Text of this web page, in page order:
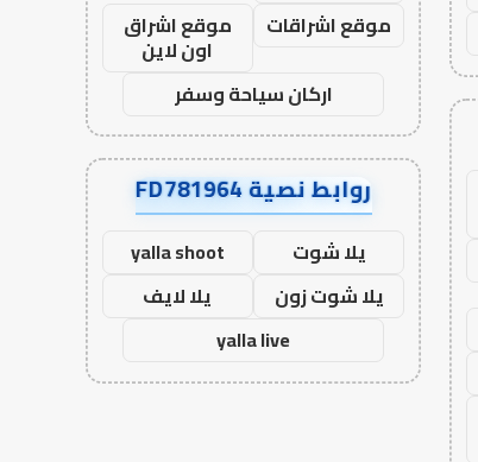
موقع اشراقات
موقع اشراق
اون لاين
اركان سياحة وسفر
روابط نصية FD781964
يلا شوت
yalla shoot
يلا شوت زون
يلا لايف
yalla live